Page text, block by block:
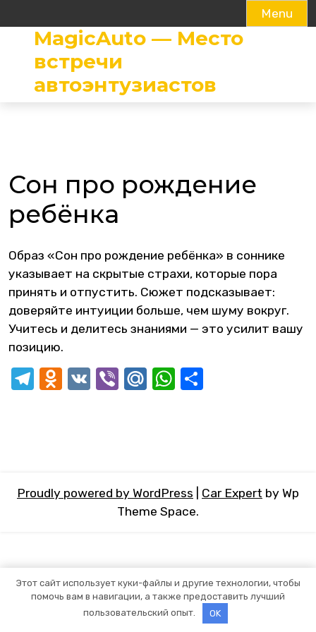
Menu
content
MagicAuto — Место
встречи
автоэнтузиастов
Сон про рождение
ребёнка
Образ «Сон про рождение ребёнка» в соннике
указывает на скрытые страхи, которые пора
принять и отпустить. Сюжет подсказывает:
доверяйте интуиции больше, чем шуму вокруг.
Учитесь и делитесь знаниями — это усилит вашу
позицию.
Telegram
Odnoklassniki
VK ViberMail.RuWhatsApp
Proudly powered by WordPress Car Expert by Wp
Theme Space.
Этот сайт использует куки-файлы и другие технологии, чтобы
помочь вам в навигации, а также предоставить лучший
пользовательский опыт.
OK